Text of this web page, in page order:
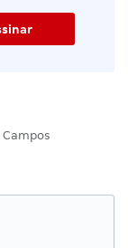
Campos